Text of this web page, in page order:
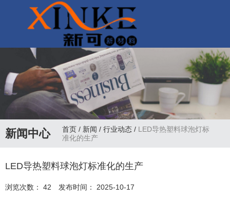
联系电话：
13927302318
新闻中心 首页/ 新闻 /行业动态 / LED导热塑料球泡灯标
准化的生产
LED导热塑料球泡灯标准化的生产
浏览次数： 42 发布时间： 2025-10-17